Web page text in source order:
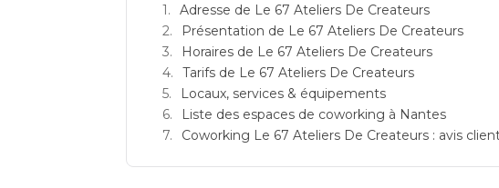
Adresse de Le 67 Ateliers De Createurs
Présentation de Le 67 Ateliers De Createurs
Horaires de Le 67 Ateliers De Createurs
Tarifs de Le 67 Ateliers De Createurs
Locaux, services & équipements
Liste des espaces de coworking à Nantes
Coworking Le 67 Ateliers De Createurs : avis